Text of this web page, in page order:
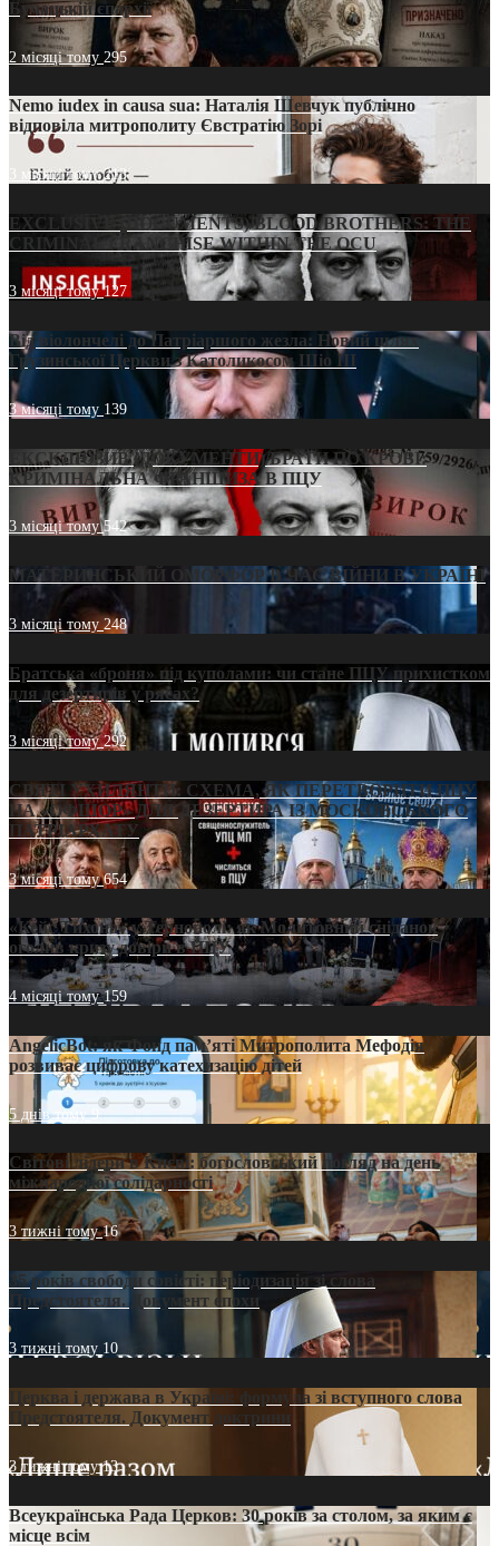
Бучацькій єпархії
2 місяці тому 295
Nemo iudex in causa sua: Наталія Шевчук публічно
відповіла митрополиту Євстратію Зорі
3 місяці тому213
EXCLUSIVE (DOCUMENTS)/BLOOD BROTHERS: THE
CRIMINAL FRANCHISE WITHIN THE OCU
3 місяці тому127
Від віолончелі до Патріаршого жезла: Новий шлях
Грузинської Церкви з Католикосом Шіо III
3 місяці тому 139
ЕКСКЛЮЗИВ (ДОКУМЕНТИ)/БРАТИ ПО КРОВІ:
КРИМІНАЛЬНА ФРАНШИЗА В ПЦУ
3 місяці тому542
МАТЕРИНСЬКИЙ ОМОРФОР В ЧАС ВІЙНИ В УКРАЇНІ
3 місяці тому248
Братська «броня» під куполами: чи стане ПЦУ прихистком
для дезертирів у рясах?
3 місяці тому292
СВЯТІ УХИЛЯНТИ: СХЕМА, ЯК ПЕРЕТВОРИТИ ПЦУ
НА «ОФШОР» ДЛЯ ДЕЗЕРТИРА ІЗ МОСКОВСЬКОГО
ПАТРІАРХАТУ
3 місяці тому654
«Кейс Тихона» у Тернополі: як Молитовний сніданок
оголив кризу довіри в ПЦУ
4 місяці тому159
AngelicBot: як Фонд пам’яті Митрополита Мефодія
розвиває цифрову катехизацію дітей
5 днів тому9
Світові лідери в Києві: богословський погляд на день
міжнародної солідарності
3 тижні тому16
35 років свободи совісті: періодизація зі слова
Предстоятеля. Документ епохи
3 тижні тому 10
Церква і держава в Україні: формула зі вступного слова
Предстоятеля. Документ доктрини
3 тижні тому13
Всеукраїнська Рада Церков: 30 років за столом, за яким є
місце всім